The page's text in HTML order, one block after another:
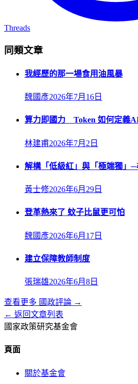
Threads
同類文章
我經歷的那一場食用油風暴
魏國彥2026年7月16日
算力即國力 Token 如何定義
林建甫2026年7月2日
解構「低級紅」與「極端獨」
黃士修2026年6月29日
登革熱來了 蚊子比鼠更可怕
魏國彥2026年6月17日
建立保障教師制度
張瑞雄2026年6月8日
查看更多 國政評論 →
← 返回文章列表
國家政策研究基金會
頁面
關於基金會